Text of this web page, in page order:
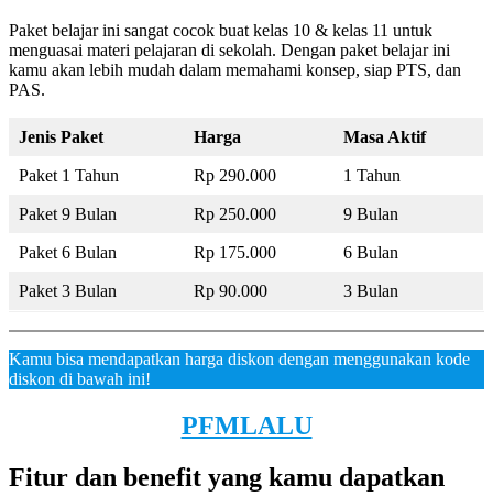
Paket belajar ini sangat cocok buat kelas 10 & kelas 11 untuk
menguasai materi pelajaran di sekolah. Dengan paket belajar ini
kamu akan lebih mudah dalam memahami konsep, siap PTS, dan
PAS.
Jenis Paket Harga Masa Aktif
Paket 1 Tahun Rp 290.000 1 Tahun
Paket 9 Bulan Rp 250.000 9 Bulan
Paket 6 Bulan Rp 175.000 6 Bulan
Paket 3 Bulan Rp 90.000 3 Bulan
Kamu bisa mendapatkan harga diskon dengan menggunakan kode
diskon di bawah ini!
PFMLALU
Fitur dan benefit yang kamu dapatkan